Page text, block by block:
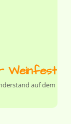
Weinfest
auf dem